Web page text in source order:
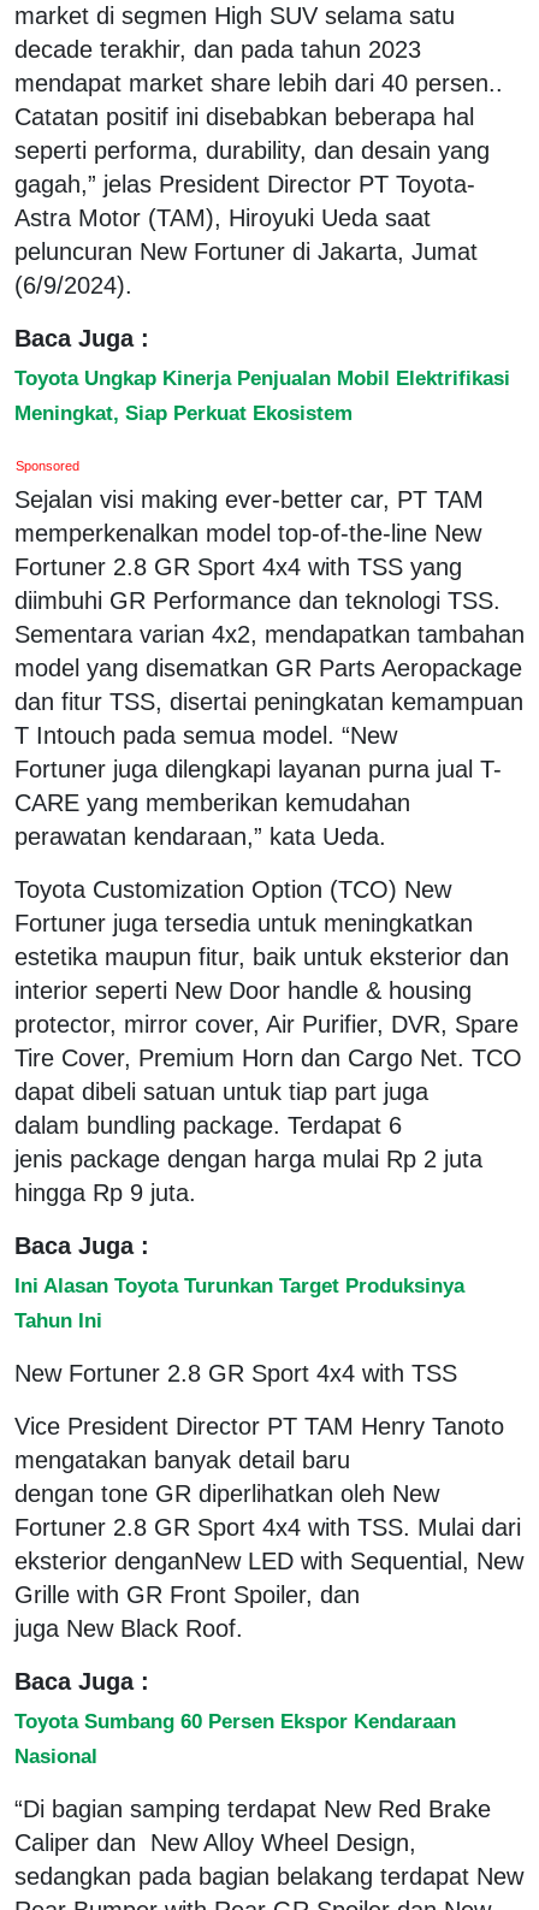
market di segmen High SUV selama satu
decade terakhir, dan pada tahun 2023
mendapat market share lebih dari 40 persen..
Catatan positif ini disebabkan beberapa hal
seperti performa, durability, dan desain yang
gagah,” jelas President Director PT Toyota-
Astra Motor (TAM), Hiroyuki Ueda saat
peluncuran New Fortuner di Jakarta, Jumat
(6/9/2024).
Baca Juga :
Toyota Ungkap Kinerja Penjualan Mobil Elektrifikasi
Meningkat, Siap Perkuat Ekosistem
Sponsored
Sejalan visi making ever-better car, PT TAM
memperkenalkan model top-of-the-line New
Fortuner 2.8 GR Sport 4x4 with TSS yang
diimbuhi GR Performance dan teknologi TSS.
Sementara varian 4x2, mendapatkan tambahan
model yang disematkan GR Parts Aeropackage
dan fitur TSS, disertai peningkatan kemampuan
T Intouch pada semua model. “New
Fortuner juga dilengkapi layanan purna jual T-
CARE yang memberikan kemudahan
perawatan kendaraan,” kata Ueda.
Toyota Customization Option (TCO) New
Fortuner juga tersedia untuk meningkatkan
estetika maupun fitur, baik untuk eksterior dan
interior seperti New Door handle & housing
protector, mirror cover, Air Purifier, DVR, Spare
Tire Cover, Premium Horn dan Cargo Net. TCO
dapat dibeli satuan untuk tiap part juga
dalam bundling package. Terdapat 6
jenis package dengan harga mulai Rp 2 juta
hingga Rp 9 juta.
Baca Juga :
Ini Alasan Toyota Turunkan Target Produksinya
Tahun Ini
New Fortuner 2.8 GR Sport 4x4 with TSS
Vice President Director PT TAM Henry Tanoto
mengatakan banyak detail baru
dengan tone GR diperlihatkan oleh New
Fortuner 2.8 GR Sport 4x4 with TSS. Mulai dari
eksterior denganNew LED with Sequential, New
Grille with GR Front Spoiler, dan
juga New Black Roof.
Baca Juga :
Toyota Sumbang 60 Persen Ekspor Kendaraan
Nasional
“Di bagian samping terdapat New Red Brake
Caliper dan New Alloy Wheel Design,
sedangkan pada bagian belakang terdapat New